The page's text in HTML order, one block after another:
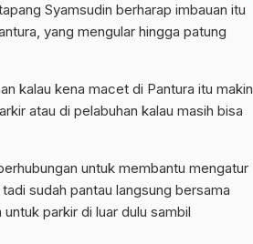
Syamsudin berharap imbauan itu
yang mengular hingga patung
kalau kena macet di Pantura itu makin
atau di pelabuhan kalau masih bisa
untuk membantu mengatur
tadi sudah pantau langsung bersama
parkir di luar dulu sambil